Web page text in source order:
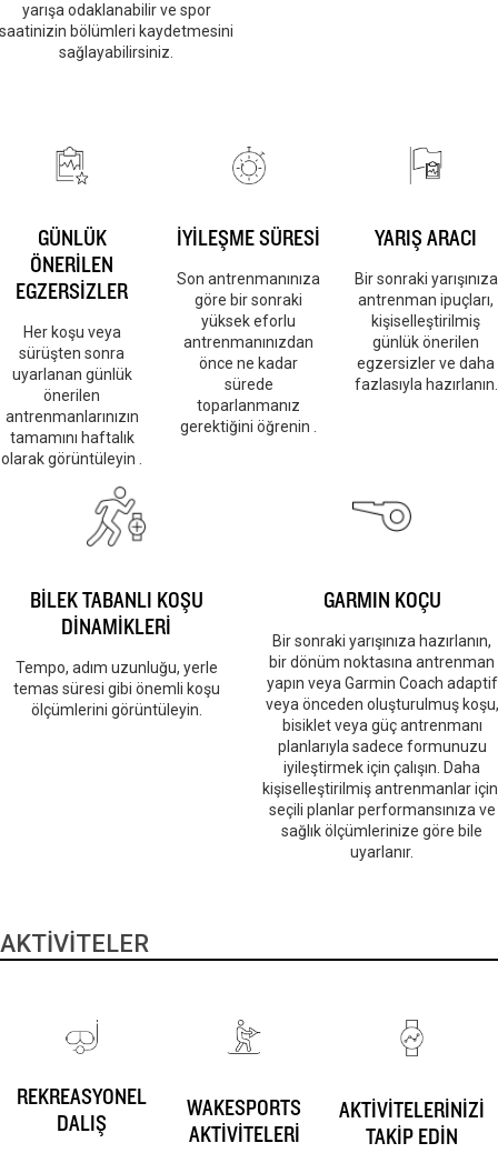
yarışa odaklanabilir ve spor
saatinizin bölümleri kaydetmesini
sağlayabilirsiniz.
GÜNLÜK
ÖNERİLEN
EGZERSİZLER
Her koşu veya
sürüşten sonra
uyarlanan günlük
önerilen
antrenmanlarınızın
tamamını haftalık
olarak görüntüleyin .
İYİLEŞME SÜRESİ
Son antrenmanınıza
göre bir sonraki
yüksek eforlu
antrenmanınızdan
önce ne kadar
sürede
toparlanmanız
gerektiğini öğrenin .
YARIŞ ARACI
Bir sonraki yarışınıza
antrenman ipuçları,
kişiselleştirilmiş
günlük önerilen
egzersizler ve daha
fazlasıyla hazırlanın.
BİLEK TABANLI KOŞU
DİNAMİKLERİ
Tempo, adım uzunluğu, yerle
temas süresi gibi önemli koşu
ölçümlerini görüntüleyin.
GARMIN KOÇU
Bir sonraki yarışınıza hazırlanın,
bir dönüm noktasına antrenman
yapın veya Garmin Coach adaptif
veya önceden oluşturulmuş koşu,
bisiklet veya güç antrenmanı
planlarıyla sadece formunuzu
iyileştirmek için çalışın. Daha
kişiselleştirilmiş antrenmanlar
seçili planlar performansınıza ve
sağlık ölçümlerinize göre bile
uyarlanır.
AKTİVİTELER
REKREASYONEL
DALIŞ
WAKESPORTS
AKTİVİTELERİ
AKTİVİTELERİNİZİ
TAKİP EDİN